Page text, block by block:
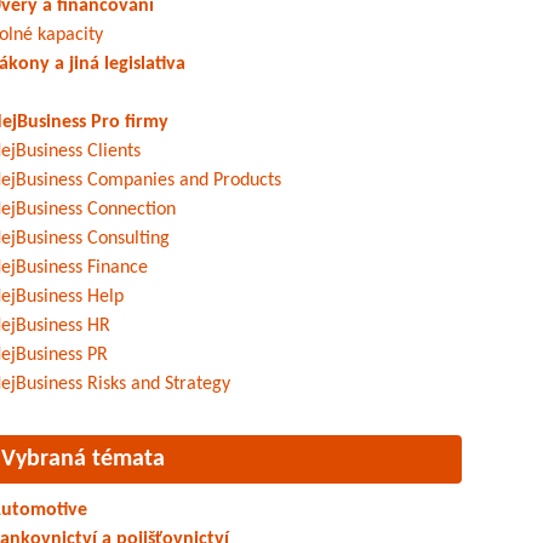
a financování
kapacity
a jiná legislativa
Pro firmy
Clients
Companies and Products
Connection
Consulting
Finance
Help
HR
PR
Risks and Strategy
Vybraná témata